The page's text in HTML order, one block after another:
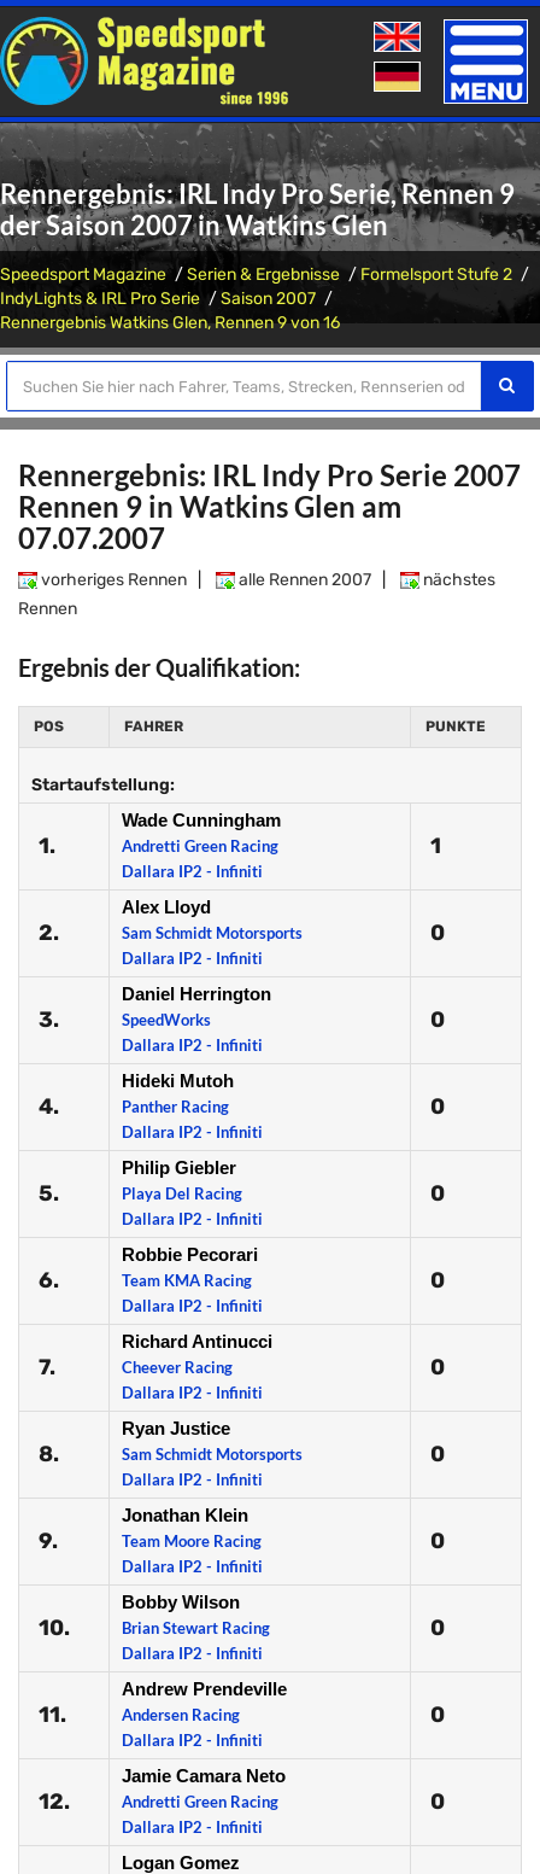
Toggle
Rennergebnis: IRL Indy Pro Serie, Rennen 9
der Saison 2007 in Watkins Glen
Speedsport Magazine Serien & Ergebnisse
Formelsport Stufe 2
IndyLights & IRL Pro Serie
Saison 2007
Rennergebnis Watkins Glen, Rennen 9 von 16
Rennergebnis: IRL Indy Pro Serie 2007
Rennen 9 in Watkins Glen am
07.07.2007
vorheriges Rennen alle Rennen 2007
nächstes
Rennen
Ergebnis der Qualifikation:
POS FAHRER PUNKTE
Startaufstellung:
1.
Wade Cunningham
Andretti Green Racing
Dallara IP2 - Infiniti
1
2.
Alex Lloyd
Sam Schmidt Motorsports
Dallara IP2 - Infiniti
0
3.
Daniel Herrington
SpeedWorks
Dallara IP2 - Infiniti
0
4.
Hideki Mutoh
Panther Racing
Dallara IP2 - Infiniti
0
5.
Philip Giebler
Playa Del Racing
Dallara IP2 - Infiniti
0
6.
Robbie Pecorari
Team KMA Racing
Dallara IP2 - Infiniti
0
7.
Richard Antinucci
Cheever Racing
Dallara IP2 - Infiniti
0
8.
Ryan Justice
Sam Schmidt Motorsports
Dallara IP2 - Infiniti
0
9.
Jonathan Klein
Team Moore Racing
Dallara IP2 - Infiniti
0
10.
Bobby Wilson
Brian Stewart Racing
Dallara IP2 - Infiniti
0
11.
Andrew Prendeville
Andersen Racing
Dallara IP2 - Infiniti
0
12.
Jamie Camara Neto
Andretti Green Racing
Dallara IP2 - Infiniti
0
Logan Gomez